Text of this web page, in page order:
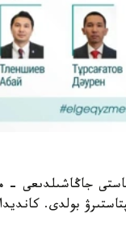
جاڭاشىلدىعى -
بولدى.